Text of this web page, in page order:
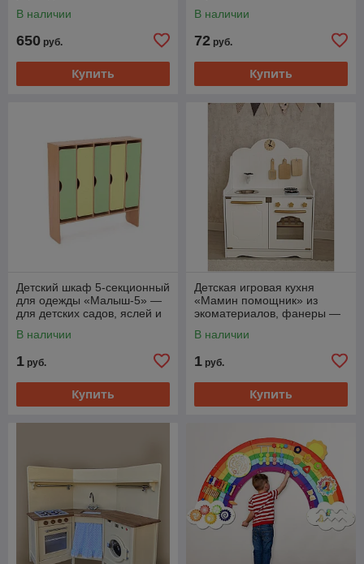
В наличии
650 руб.
Купить
В наличии
72 руб.
Купить
Детский шкаф 5‑секционный
для одежды «Малыш‑5» —
для детских садов, яслей и
В наличии
1 руб.
Купить
Детская игровая кухня
«Мамин помощник» из
экоматериалов, фанеры —
дома
В наличии
1 руб.
Купить